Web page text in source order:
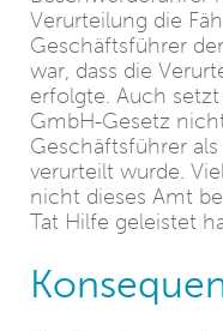
Verurteilung die
Geschäftsführer
war, dass die
erfolgte. Auch
GmbH-Gesetz
Geschäftsführer
verurteilt wurde.
nicht dieses Amt
Tat Hilfe geleistet